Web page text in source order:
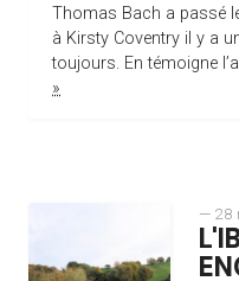
Thomas Bach a passé
à Kirsty Coventry il y a
toujours. En témoigne
»
— 28